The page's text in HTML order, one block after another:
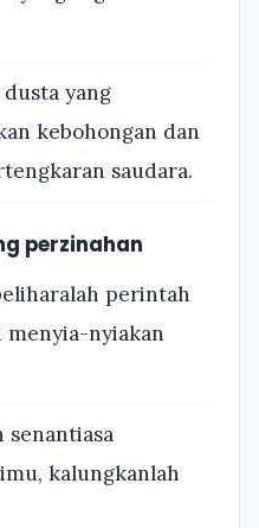
yang
kebohongan dan
saudara.
perzinahan
perintah
menyia-nyiakan
senantiasa
kalungkanlah